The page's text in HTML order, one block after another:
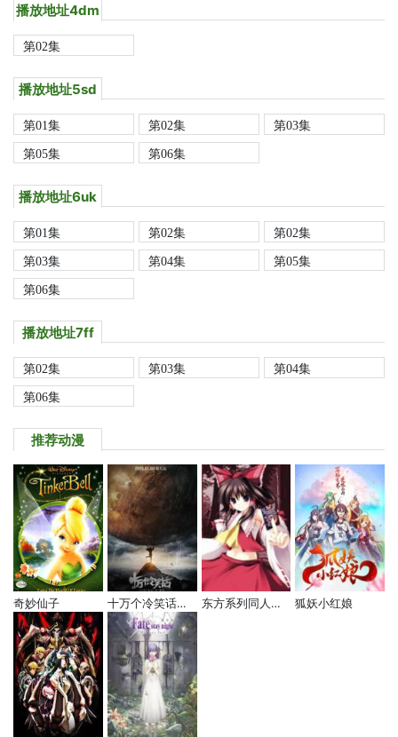
播放地址4dm
第02集
播放地址5sd
第01集 第02集
第03集
第05集
第06集
播放地址6uk
第01集 第02集
第02集
第03集
第04集
第05集
第06集
播放地址7ff
第02集 第03集
第04集
第06集
推荐动漫
奇妙仙子 十万个冷笑话电影版 东方系列同人动画 狐妖小红娘